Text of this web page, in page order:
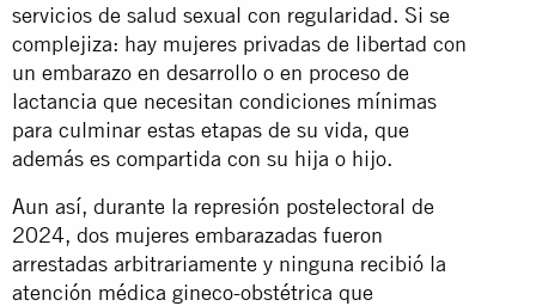
servicios de salud sexual con regularidad. Si se
complejiza: hay mujeres privadas de libertad con
un embarazo en desarrollo o en proceso de
lactancia que necesitan condiciones mínimas
para culminar estas etapas de su vida, que
además es compartida con su hija o hijo.
Aun así, durante la represión postelectoral de
2024, dos mujeres embarazadas fueron
arrestadas arbitrariamente y ninguna recibió la
atención médica gineco-obstétrica que